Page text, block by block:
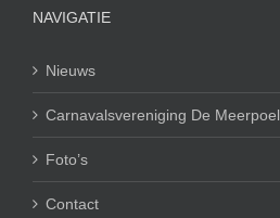
NAVIGATIE
Nieuws
Carnavalsvereniging De Meerpoel
Foto’s
Contact